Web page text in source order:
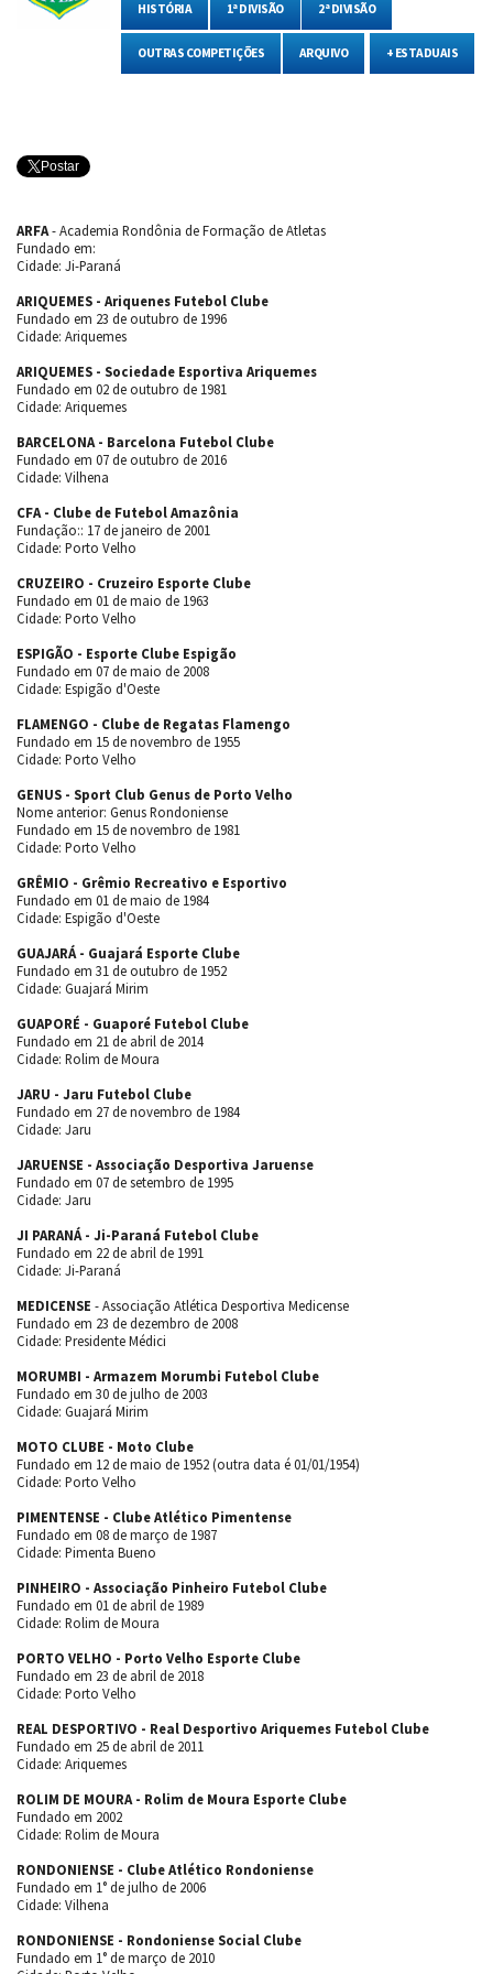
HISTÓRIA 1ª DIVISÃO 2ª DIVISÃO
OUTRAS COMPETIÇÕES ARQUIVO + ESTADUAIS
Postar
ARFA- Academia Rondônia de Formação de Atletas
Fundado em:
Cidade: Ji-Paraná
ARIQUEMES - Ariquenes Futebol Clube
Fundado em 23 de outubro de 1996
Cidade: Ariquemes
ARIQUEMES - Sociedade Esportiva Ariquemes
Fundado em 02 de outubro de 1981
Cidade: Ariquemes
BARCELONA - Barcelona Futebol Clube
Fundado em 07 de outubro de 2016
Cidade: Vilhena
CFA - Clube de Futebol Amazônia
Fundação:: 17 de janeiro de 2001
Cidade: Porto Velho
CRUZEIRO - Cruzeiro Esporte Clube
Fundado em 01 de maio de 1963
Cidade: Porto Velho
ESPIGÃO - Esporte Clube Espigão
Fundado em 07 de maio de 2008
Cidade: Espigão d'Oeste
FLAMENGO - Clube de Regatas Flamengo
Fundado em 15 de novembro de 1955
Cidade: Porto Velho
GENUS - Sport Club Genus de Porto Velho
Nome anterior: Genus Rondoniense
Fundado em 15 de novembro de 1981
Cidade: Porto Velho
GRÊMIO - Grêmio Recreativo e Esportivo
Fundado em 01 de maio de 1984
Cidade: Espigão d'Oeste
GUAJARÁ - Guajará Esporte Clube
Fundado em 31 de outubro de 1952
Cidade: Guajará Mirim
GUAPORÉ - Guaporé Futebol Clube
Fundado em 21 de abril de 2014
Cidade: Rolim de Moura
JARU - Jaru Futebol Clube
Fundado em 27 de novembro de 1984
Cidade: Jaru
JARUENSE - Associação Desportiva Jaruense
Fundado em 07 de setembro de 1995
Cidade: Jaru
JI PARANÁ - Ji-Paraná Futebol Clube
Fundado em 22 de abril de 1991
Cidade: Ji-Paraná
MEDICENSE - Associação Atlética Desportiva Medicense
Fundado em 23 de dezembro de 2008
Cidade: Presidente Médici
MORUMBI - Armazem Morumbi Futebol Clube
Fundado em 30 de julho de 2003
Cidade: Guajará Mirim
MOTO CLUBE - Moto Clube
Fundado em 12 de maio de 1952 (outra data é 01/01/1954)
Cidade: Porto Velho
PIMENTENSE - Clube Atlético Pimentense
Fundado em 08 de março de 1987
Cidade: Pimenta Bueno
PINHEIRO - Associação Pinheiro Futebol Clube
Fundado em 01 de abril de 1989
Cidade: Rolim de Moura
PORTO VELHO - Porto Velho Esporte Clube
Fundado em 23 de abril de 2018
Cidade: Porto Velho
REAL DESPORTIVO - Real Desportivo Ariquemes Futebol Clube
Fundado em 25 de abril de 2011
Cidade: Ariquemes
ROLIM DE MOURA - Rolim de Moura Esporte Clube
Fundado em 2002
Cidade: Rolim de Moura
RONDONIENSE - Clube Atlético Rondoniense
Fundado em 1° de julho de 2006
Cidade: Vilhena
RONDONIENSE - Rondoniense Social Clube
Fundado em 1° de março de 2010